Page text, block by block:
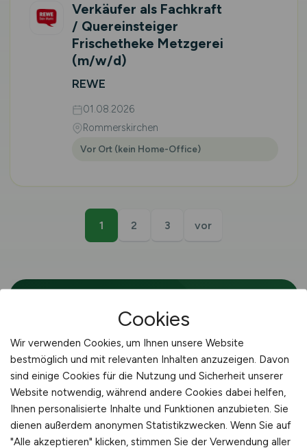
Verkäufer als Fachkraft
/ Quereinsteiger
Frischetheke Metzgerei
(m/w/d)
REWE
01.08.2026
Rommerskirchen
Vor Ort (kein Home-Office)
1 2 3 vor
🍯 IMKER · ERFTSTADT
Imker bzw. Imkerin in
Erftstadt gesucht
Die Agrarwirtschaft rund um Erftstadt
bietet Imker-Fachkräften Stellen in
Cookies
Wir verwenden Cookies, um Ihnen unsere Website
bestmöglich und mit relevanten Inhalten anzuzeigen. Davon
sind einige Cookies für die Nutzung und Sicherheit unserer
Website notwendig, während andere Cookies dabei helfen,
Ihnen personalisierte Inhalte und Funktionen anzubieten. Sie
dienen außerdem anonymen Statistikzwecken. Wenn Sie auf
"Alle akzeptieren" klicken, stimmen Sie der Verwendung aller